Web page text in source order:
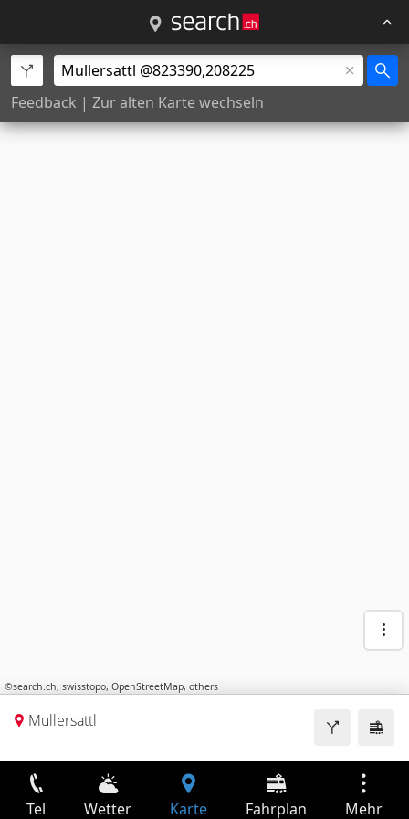
Feedback | Zur alten Karte wechseln
©search.ch, swisstopo, OpenStreetMap, others
Mullersattl
Tel Wetter Karte Fahrplan Mehr